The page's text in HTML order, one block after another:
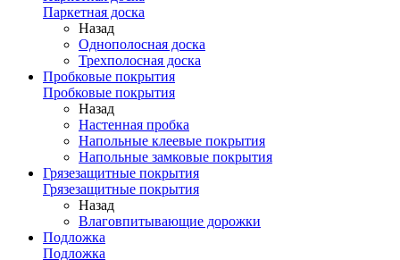
Паркетная доска
Назад
Однополосная доска
Трехполосная доска
Пробковые покрытия
Пробковые покрытия
Назад
Настенная пробка
Напольные клеевые покрытия
Напольные замковые покрытия
Грязезащитные покрытия
Грязезащитные покрытия
Назад
Влаговпитывающие дорожки
Подложка
Подложка